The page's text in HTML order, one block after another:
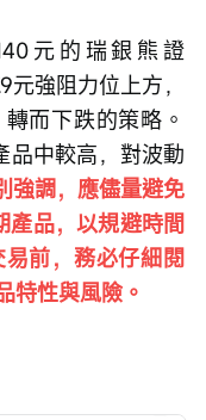
元的瑞銀熊證
元強阻力位上方，
而下跌的策略。
品中較高，對波動
強調，應儘量避免
產品，以規避時間
前，務必仔細閱
特性與風險。